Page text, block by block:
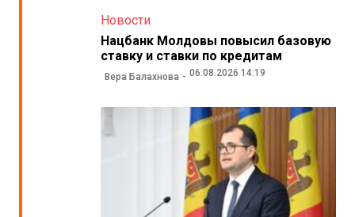
Новости
Нацбанк Молдовы повысил базовую
ставку и ставки по кредитам
Вера Балахнова 06.08.2026 14:19